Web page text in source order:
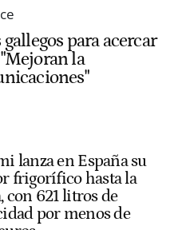
para acercar
la
lanza en España su
frigorífico hasta la
con 621 litros de
por menos de